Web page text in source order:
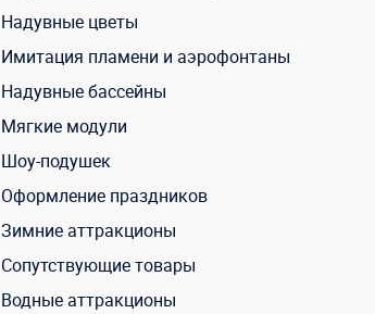
Надувные цветы
Имитация пламени и аэрофонтаны
Надувные бассейны
Мягкие модули
Шоу-подушек
Оформление праздников
Зимние аттракционы
Сопутствующие товары
Водные аттракционы